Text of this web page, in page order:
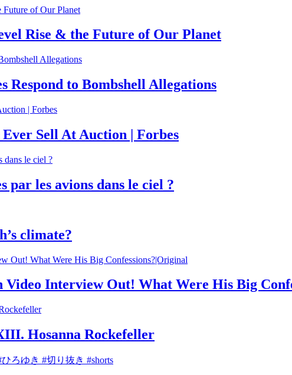
Rise & the Future of Our Planet
Respond to Bombshell Allegations
Sell At Auction | Forbes
par les avions dans le ciel ?
climate?
Video Interview Out! What Were His Big
Hosanna Rockefeller